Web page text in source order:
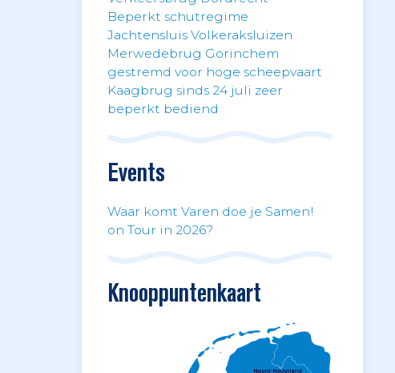
Beperkt schutregime
Jachtensluis Volkeraksluizen
Merwedebrug Gorinchem
gestremd voor hoge scheepvaart
Kaagbrug sinds 24 juli zeer
beperkt bediend
Events
Waar komt Varen doe je Samen!
on Tour in 2026?
Knooppuntenkaart